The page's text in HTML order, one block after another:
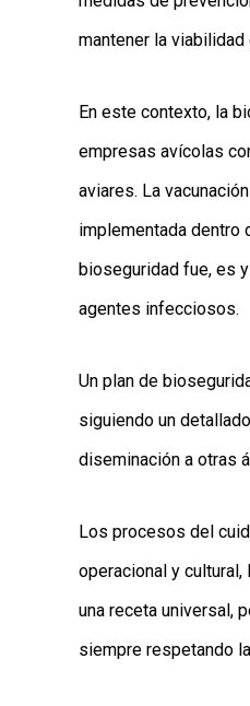
mantener la
En este contexto, la
empresas avícolas
aviares. La
implementada dentro
bioseguridad fue, es
agentes infecciosos.
Un plan de
siguiendo un
diseminación a otras
Los procesos del
operacional y cultural,
una receta universal,
siempre respetando